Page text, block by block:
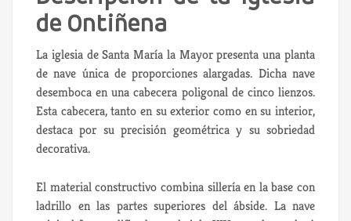
de Ontiñena
La iglesia de Santa María la Mayor presenta una planta
de nave única de proporciones alargadas. Dicha nave
desemboca en una cabecera poligonal de cinco lienzos.
Esta cabecera, tanto en su exterior como en su interior,
destaca por su precisión geométrica y su sobriedad
decorativa.
El material constructivo combina sillería en la base con
ladrillo en las partes superiores del ábside. La nave